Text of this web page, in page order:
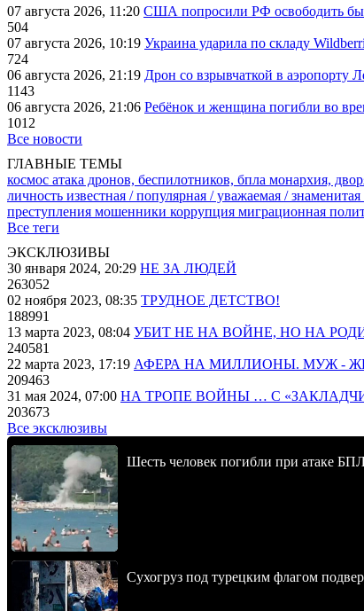
07 августа 2026, 11:20 США попросили РФ освободить
504
07 августа 2026, 10:19 Украина ударила по складу
724
06 августа 2026, 21:19 Дрон со взрывчаткой в аэропорту
1143
06 августа 2026, 21:06 Ребёнок и женщина погибли во
1012
Все новости
ГЛАВНЫЕ ТЕМЫ
космос атака дронов, беспилотников, бпла монархия,
личность известная / популярная / уважаемая / знаменитая
преступления мошенники коррупция миграционная
Все теги
ЭКСКЛЮЗИВЫ
30 января 2024, 20:29 НЕ ЗА ЛЮДЕЙ
263052
02 ноября 2023, 08:35 ТРУДНОЕ ДЕТСТВО!
188991
13 марта 2023, 08:04 УБИТ НЕ НА ВОЙНЕ, НО НА
240581
22 марта 2023, 17:19 АФЕРА НА МИЛЛИОНЫ. МУЖ -
209463
31 мая 2024, 07:00 НА ТРОПЕ ВОЙНЫ … С
203673
Все эксклюзивы
Шесть человек погибли при атаке
Сухогруз под турецким флагом